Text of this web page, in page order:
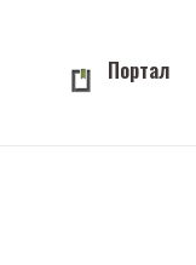
Портал